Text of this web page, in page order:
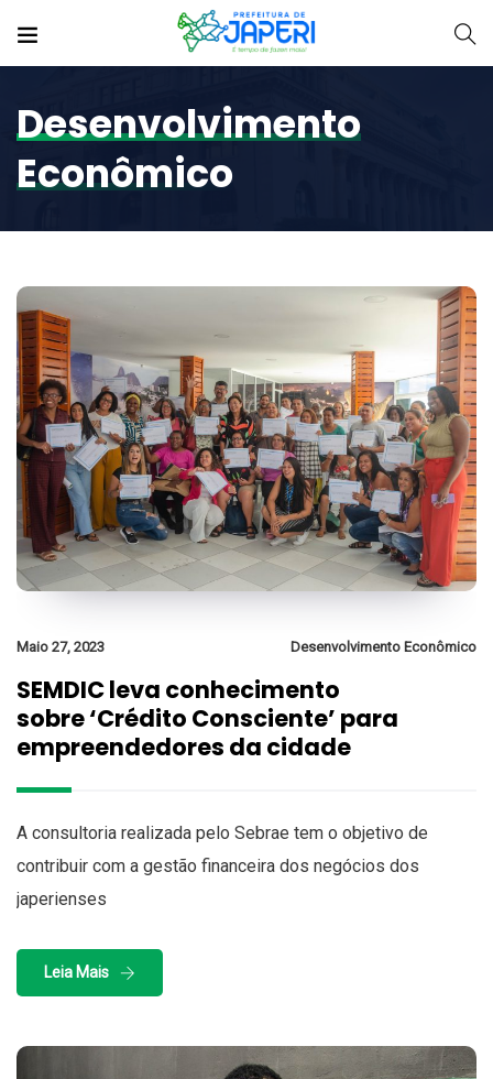
Desenvolvimento
Econômico
Maio 27, 2023 Desenvolvimento Econômico
SEMDIC leva conhecimento
sobre ‘Crédito Consciente’ para
empreendedores da cidade
A consultoria realizada pelo Sebrae tem o objetivo de
contribuir com a gestão financeira dos negócios dos
japerienses
Leia Mais